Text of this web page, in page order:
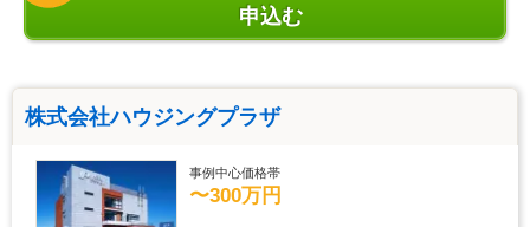
申込む
株式会社ハウジングプラザ
事例中心価格帯
〜300万円